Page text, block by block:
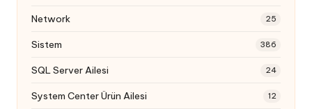
Network 25
Sistem 386
SQL Server Ailesi 24
System Center Ürün Ailesi 12